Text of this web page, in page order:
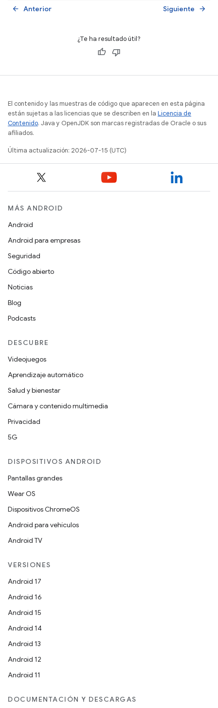
Anterior
arrow_back Siguiente arrow_forward
¿Te ha resultado útil?
El contenido y las muestras de código que aparecen en esta página
están sujetas a las licencias que se describen en la Licencia de
Contenido. Java y OpenJDK son marcas registradas de Oracle o sus
afiliados.
Última actualización: 2026-07-15 (UTC)
MÁS ANDROID
Android
Android para empresas
Seguridad
Código abierto
Noticias
Blog
Podcasts
DESCUBRE
Videojuegos
Aprendizaje automático
Salud y bienestar
Cámara y contenido multimedia
Privacidad
5G
DISPOSITIVOS ANDROID
Pantallas grandes
Wear OS
Dispositivos ChromeOS
Android para vehículos
Android TV
VERSIONES
Android 17
Android 16
Android 15
Android 14
Android 13
Android 12
Android 11
DOCUMENTACIÓN Y DESCARGAS